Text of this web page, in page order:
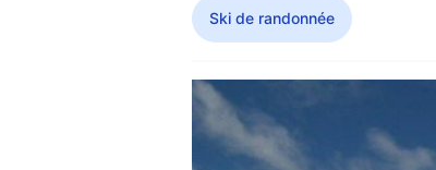
Ski de randonnée